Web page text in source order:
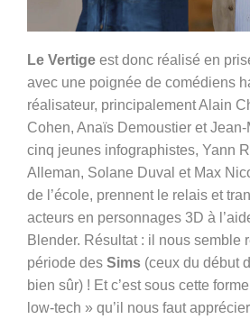
Le Vertige est donc réalisé en
avec une poignée de comédiens
réalisateur, principalement Alain
Cohen, Anaïs Demoustier et
cinq jeunes infographistes, Yann
Alleman, Solane Duval et Max
de l’école, prennent le relais et
acteurs en personnages 3D à
Blender. Résultat : il nous semble
période des Sims (ceux du début
bien sûr) ! Et c’est sous cette
low-tech » qu’il nous faut